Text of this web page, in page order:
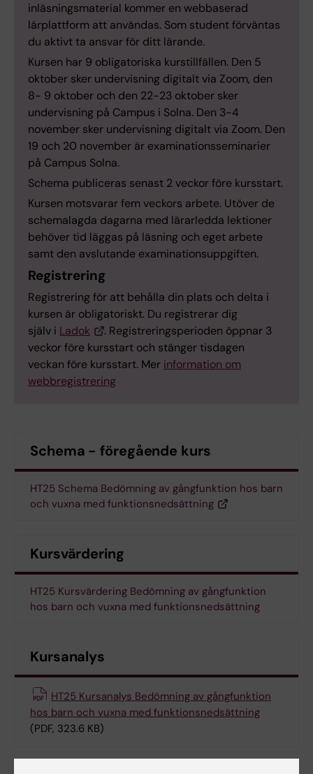
inläsningsmaterial kommer en webbaserad
lärplattform att användas. Som student förväntas
du aktivt ta ansvar för ditt lärande.
Kursen har 9 obligatoriska kurstillfällen. Den 5
oktober sker undervisning digitalt via Zoom, den
8- 9 oktober och den 22-23 oktober sker
undervisning på Campus i Solna. Den 3-4
november sker undervisning digitalt via Zoom. Den
19 och 20 november är examinationsseminarier
på Campus Solna.
Schema publiceras senast 2 veckor före kursstart.
Kursen motsvarar fem veckors arbete. Utöver de
schemalagda dagarna med lärarledda lektioner
behöver tid läggas på läsning och eget arbete
samt den avslutande examinationsuppgiften.
Registrering
Registrering för att behålla din plats och delta i
kursen är obligatoriskt. Du registrerar dig
själv i Ladok
. Registreringsperioden öppnar 3
veckor före kursstart och stänger tisdagen
veckan före kursstart. Mer information om
webbregistrering
Schema - föregående kurs
HT25 Schema Bedömning av gångfunktion hos barn
och vuxna med funktionsnedsättning
Kursvärdering
HT25 Kursvärdering Bedömning av gångfunktion
hos barn och vuxna med funktionsnedsättning
Kursanalys
HT25 Kursanalys Bedömning av gångfunktion
hos barn och vuxna med funktionsnedsättning
(PDF, 323.6 KB)